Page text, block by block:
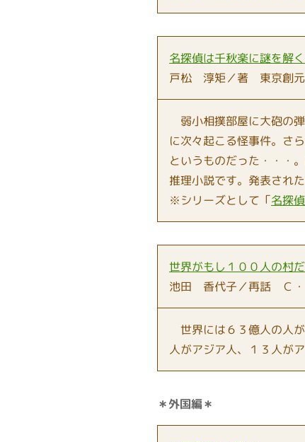
名探偵は千秋楽に謎を解く
戸松 淳矩／著 東京創
弱小相撲部屋に大砲の
に次々起こる怪事件。さ
というものだった・・・
推理小説です。発表され
※シリーズとして「名探
世界がもし１００人の村
池田 香代子／再話 Ｃ・
世界には６３億人の人
人がアジア人、１３人が
＊外国編＊